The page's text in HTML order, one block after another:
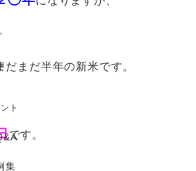
ト
集
まだ半年の新米です。
です。